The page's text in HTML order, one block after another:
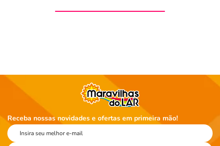
Receba nossas novidades e ofertas em primeira mão!